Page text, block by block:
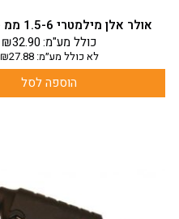
אולר אלן מילמטרי 1.5-6 ממ – 7 חלקים
₪32.90כולל מע"מ:
לא כולל מע״מ: ₪27.88
הוספה לסל